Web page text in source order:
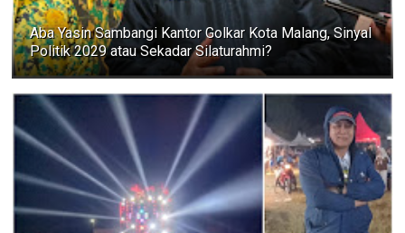
Aba Yasin Sambangi Kantor Golkar Kota Malang, Sinyal
Politik 2029 atau Sekadar Silaturahmi?